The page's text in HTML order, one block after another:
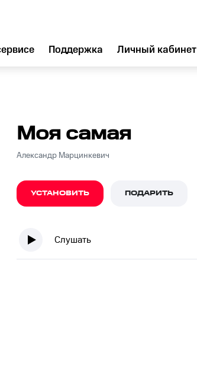
Поддержка Личный кабинет
Моя самая
Александр Марцинкевич
УСТАНОВИТЬ ПОДАРИТЬ
Слушать